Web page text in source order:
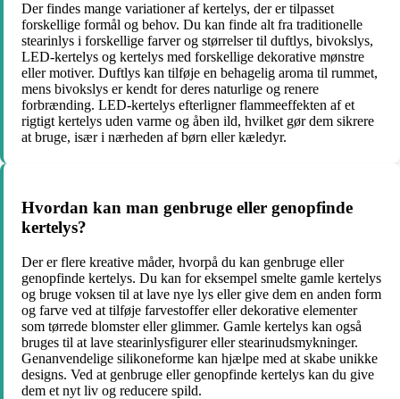
Der findes mange variationer af kertelys, der er tilpasset
forskellige formål og behov. Du kan finde alt fra traditionelle
stearinlys i forskellige farver og størrelser til duftlys, bivokslys,
LED-kertelys og kertelys med forskellige dekorative mønstre
eller motiver. Duftlys kan tilføje en behagelig aroma til rummet,
mens bivokslys er kendt for deres naturlige og renere
forbrænding. LED-kertelys efterligner flammeeffekten af et
rigtigt kertelys uden varme og åben ild, hvilket gør dem sikrere
at bruge, især i nærheden af ​​børn eller kæledyr.
Hvordan kan man genbruge eller genopfinde
kertelys?
Der er flere kreative måder, hvorpå du kan genbruge eller
genopfinde kertelys. Du kan for eksempel smelte gamle kertelys
og bruge voksen til at lave nye lys eller give dem en anden form
og farve ved at tilføje farvestoffer eller dekorative elementer
som tørrede blomster eller glimmer. Gamle kertelys kan også
bruges til at lave stearinlysfigurer eller stearinudsmykninger.
Genanvendelige silikoneforme kan hjælpe med at skabe unikke
designs. Ved at genbruge eller genopfinde kertelys kan du give
dem et nyt liv og reducere spild.